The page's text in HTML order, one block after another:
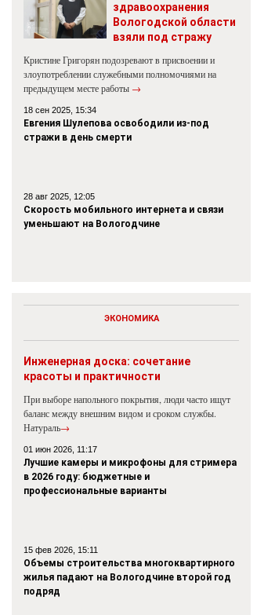
здравоохранения
Вологодской области
взяли под стражу
Кристине Григорян подозревают в присвоении и
злоупотреблении служебными полномочиями на
предыдущем месте работы →
18 сен 2025, 15:34
Евгения Шулепова освободили из-под
стражи в день смерти
28 авг 2025, 12:05
Скорость мобильного интернета и связи
уменьшают на Вологодчине
ЭКОНОМИКА
Инженерная доска: сочетание
красоты и практичности
При выборе напольного покрытия, люди часто ищут
баланс между внешним видом и сроком службы.
Натураль→
01 июн 2026, 11:17
Лучшие камеры и микрофоны для стримера
в 2026 году: бюджетные и
профессиональные варианты
15 фев 2026, 15:11
Объемы строительства многоквартирного
жилья падают на Вологодчине второй год
подряд